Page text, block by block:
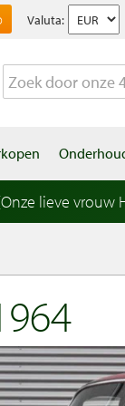
Valuta:
lieve vrouw